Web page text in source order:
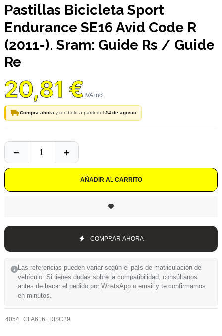
Pastillas Bicicleta Sport
Endurance SE16 Avid Code R
(2011-). Sram: Guide Rs / Guide
Re
20,81 €
Compra ahora y recíbelo a partir del 24 de agosto
AÑADIR AL CARRITO
COMPRAR AHORA
Las referencias pueden variar según el país de matriculación del
vehículo. Si tienes dudas sobre la compatibilidad, consúltanos
antes de hacer el pedido por WhatsApp o email y te confirmamos
en minutos.
4054 CFA616 DISC29